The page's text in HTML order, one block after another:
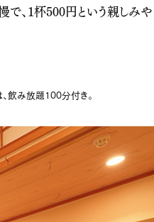
、１杯500円という親しみや
飲み放題100分付き。